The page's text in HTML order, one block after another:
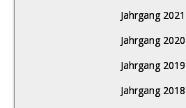
Jahrgang 2021
Jahrgang 2020
Jahrgang 2019
Jahrgang 2018